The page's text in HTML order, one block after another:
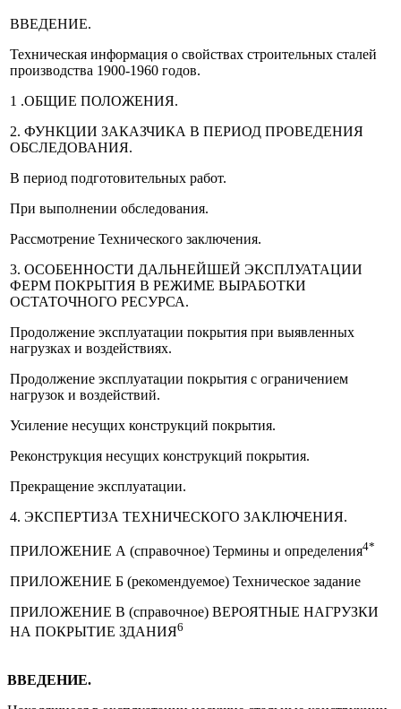
ВВЕДЕНИЕ.
Техническая информация о свойствах строительных сталей
производства 1900-1960 годов.
1 .ОБЩИЕ ПОЛОЖЕНИЯ.
2. ФУНКЦИИ ЗАКАЗЧИКА В ПЕРИОД ПРОВЕДЕНИЯ
ОБСЛЕДОВАНИЯ.
В период подготовительных работ.
При выполнении обследования.
Рассмотрение Технического заключения.
3. ОСОБЕННОСТИ ДАЛЬНЕЙШЕЙ ЭКСПЛУАТАЦИИ
ФЕРМ ПОКРЫТИЯ В РЕЖИМЕ ВЫРАБОТКИ
ОСТАТОЧНОГО РЕСУРСА.
Продолжение эксплуатации покрытия при выявленных
нагрузках и воздействиях.
Продолжение эксплуатации покрытия с ограничением
нагрузок и воздействий.
Усиление несущих конструкций покрытия.
Реконструкция несущих конструкций покрытия.
Прекращение эксплуатации.
4. ЭКСПЕРТИЗА ТЕХНИЧЕСКОГО ЗАКЛЮЧЕНИЯ.
ПРИЛОЖЕНИЕ А (справочное) Термины и определения4*
ПРИЛОЖЕНИЕ Б (рекомендуемое) Техническое задание
ПРИЛОЖЕНИЕ В (справочное) ВЕРОЯТНЫЕ НАГРУЗКИ
НА ПОКРЫТИЕ ЗДАНИЯ6
ВВЕДЕНИЕ.